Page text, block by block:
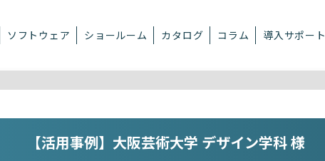
ソフトウェア ショールーム カタログ コラム 導入サポート
【活用事例】大阪芸術大学 デザイン学科 様